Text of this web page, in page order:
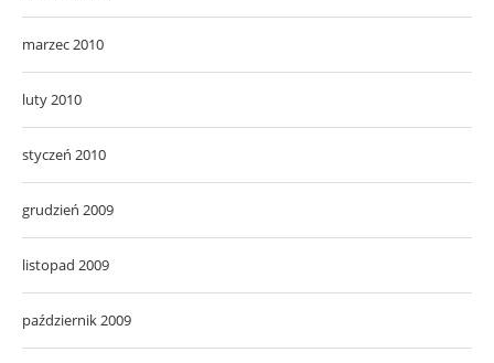
marzec 2010
luty 2010
styczeń 2010
grudzień 2009
listopad 2009
październik 2009